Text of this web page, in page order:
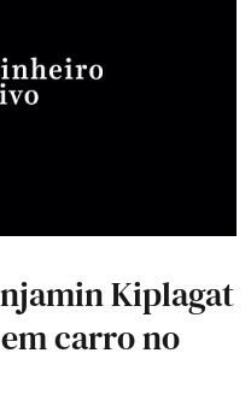
Kiplagat
carro no